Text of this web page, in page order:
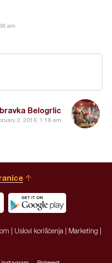
am
Belogrlic
2, 2016, 1:18 am
| Uslovi korišćenja Marketing